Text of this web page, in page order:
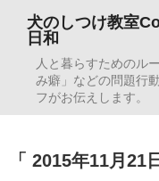
犬のしつけ教室
日和
人と暮らすためのル
み癖」などの問題行
フがお伝えします。
2015年11月21日